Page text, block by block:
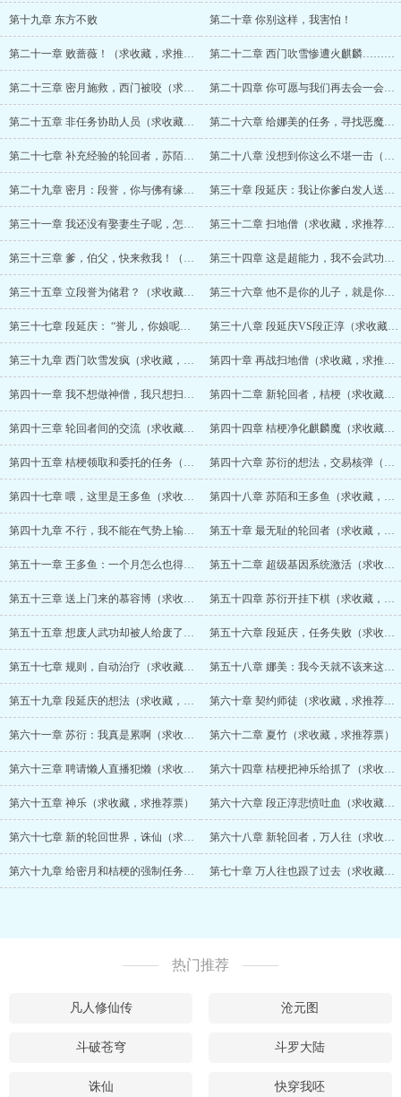
第十九章 东方不败 第二十章 你别这样，我害怕！
第二十一章 败蔷薇！（求收藏，求推荐票） 第二十二章 西门吹雪惨遭火麒麟……（求收藏，求推荐票）
第二十三章 密月施救，西门被咬（求收藏，求推荐票） 第二十四章 你可愿与我们再去会一会它？（求收藏，求推荐票）
第二十五章 非任务协助人员（求收藏，求推荐票） 第二十六章 给娜美的任务，寻找恶魔果实（求收藏，求推荐票）
第二十七章 补充经验的轮回者，苏陌（求收藏，求推荐票） 第二十八章 没想到你这么不堪一击（求收藏，求推荐票）
第二十九章 密月：段誉，你与佛有缘！（求收藏，求推荐票） 第三十章 段延庆：我让你爹白发人送黑发人（求收藏，求推荐票）
第三十一章 我还没有娶妻生子呢，怎么能遁入空门？（求收藏，求推荐票） 第三十二章 扫地僧（求收藏，求推荐票）
第三十三章 爹，伯父，快来救我！（求收藏，求推荐票） 第三十四章 这是超能力，我不会武功（求收藏，求推荐票）
第三十五章 立段誉为储君？（求收藏，求推荐票） 第三十六章 他不是你的儿子，就是你的孙子！（求收藏，求推荐票）
第三十七章 段延庆： “誉儿，你娘呢？”（求收藏，求推荐票） 第三十八章 段延庆VS段正淳（求收藏，求推荐票）
第三十九章 西门吹雪发疯（求收藏，求推荐票） 第四十章 再战扫地僧（求收藏，求推荐票）
第四十一章 我不想做神僧，我只想扫地（求收藏，求推荐票） 第四十二章 新轮回者，桔梗（求收藏，求推荐票）
第四十三章 轮回者间的交流（求收藏，求推荐票） 第四十四章 桔梗净化麒麟魔（求收藏，求推荐票）
第四十五章 桔梗领取和委托的任务（求收藏，求推荐票） 第四十六章 苏衍的想法，交易核弹（求收藏，求推荐票）
第四十七章 喂，这里是王多鱼（求收藏，求推荐票） 第四十八章 苏陌和王多鱼（求收藏，求推荐票）
第四十九章 不行，我不能在气势上输给他（求收藏，求推荐票） 第五十章 最无耻的轮回者（求收藏，求推荐票）
第五十一章 王多鱼：一个月怎么也得有五个亿吧？（求收藏，求推荐票） 第五十二章 超级基因系统激活（求收藏，求推荐票）
第五十三章 送上门来的慕容博（求收藏，求推荐票） 第五十四章 苏衍开挂下棋（求收藏，求推荐票）
第五十五章 想废人武功却被人给废了（求收藏，求推荐票） 第五十六章 段延庆，任务失败（求收藏，求推荐票）
第五十七章 规则，自动治疗（求收藏，求推荐票） 第五十八章 娜美：我今天就不该来这里（求收藏，求推荐票）
第五十九章 段延庆的想法（求收藏，求推荐票） 第六十章 契约师徒（求收藏，求推荐票）
第六十一章 苏衍：我真是累啊（求收藏，求推荐票） 第六十二章 夏竹（求收藏，求推荐票）
第六十三章 聘请懒人直播犯懒（求收藏，求推荐票） 第六十四章 桔梗把神乐给抓了（求收藏，求推荐票）
第六十五章 神乐（求收藏，求推荐票） 第六十六章 段正淳悲愤吐血（求收藏，求推荐票）
第六十七章 新的轮回世界，诛仙（求收藏，求推荐票） 第六十八章 新轮回者，万人往（求收藏，求推荐票）
第六十九章 给密月和桔梗的强制任务（求收藏，求推荐票） 第七十章 万人往也跟了过去（求收藏，求推荐票）
热门推荐
凡人修仙传 沧元图
斗破苍穹 斗罗大陆
诛仙 快穿我呸